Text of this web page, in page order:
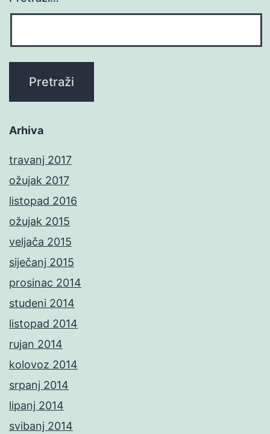
Arhiva
travanj 2017
ožujak 2017
listopad 2016
ožujak 2015
veljača 2015
siječanj 2015
prosinac 2014
studeni 2014
listopad 2014
rujan 2014
kolovoz 2014
srpanj 2014
lipanj 2014
svibanj 2014